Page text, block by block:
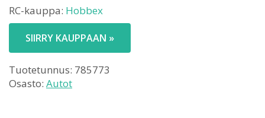
RC-kauppa: Hobbex
SIIRRY KAUPPAAN »
Tuotetunnus: 785773
Osasto: Autot